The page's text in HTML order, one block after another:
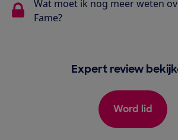
Wat moet ik nog meer weten
Fame?
Expert review
Word lid